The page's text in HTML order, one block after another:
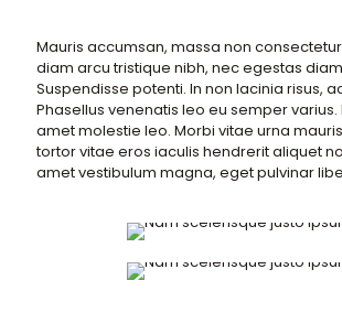
Mauris accumsan, massa non
diam arcu tristique nibh, nec egestas
Suspendisse potenti. In non lacinia risus,
Phasellus venenatis leo eu semper
amet molestie leo. Morbi vitae urna
tortor vitae eros iaculis hendrerit aliquet
amet vestibulum magna, eget pulvinar